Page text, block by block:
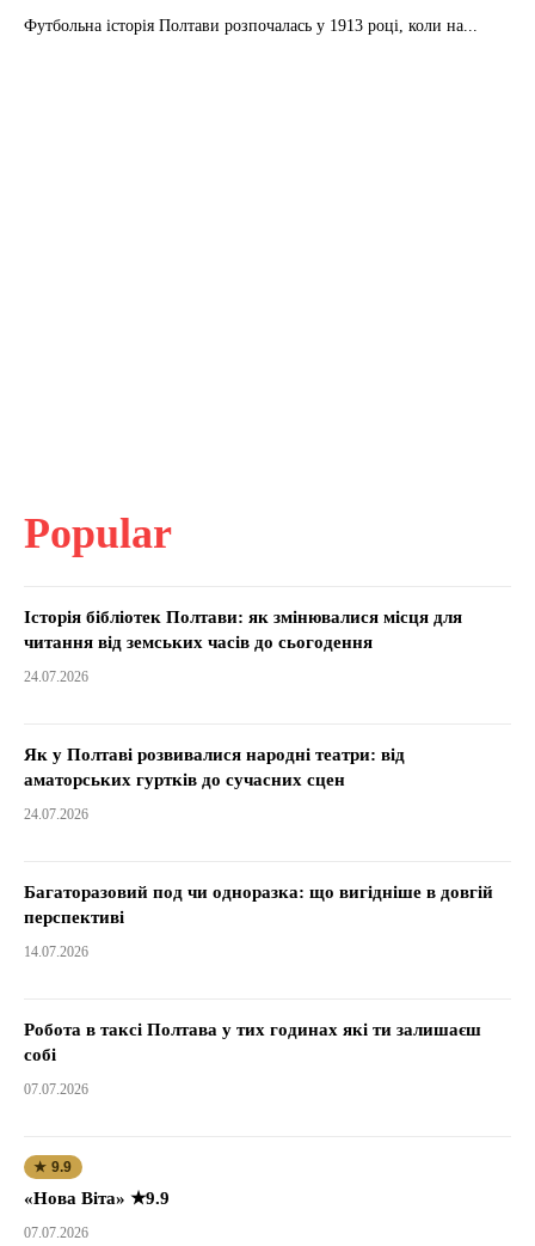
Футбольна історія Полтави розпочалась у 1913 році, коли на...
Popular
Історія бібліотек Полтави: як змінювалися місця для
читання від земських часів до сьогодення
24.07.2026
Як у Полтаві розвивалися народні театри: від
аматорських гуртків до сучасних сцен
24.07.2026
Багаторазовий под чи одноразка: що вигідніше в довгій
перспективі
14.07.2026
Робота в таксі Полтава у тих годинах які ти залишаєш
собі
07.07.2026
★ 9.9
«Нова Віта» ★9.9
07.07.2026